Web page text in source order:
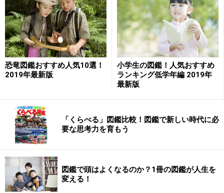
ならべてみよう！』
こちらもおすすめ「くらべる」力のつく図鑑・関連
グッズ！
比べなければ分からない！ 新たな視点で感
性と考える力を育む図鑑
物事は、比べることでその特徴が明確になります。当た
り前だと思っていたことも、ほかと比べてみて初めてそ
の特別性に気付くことがありますよね。
比較型の図鑑は、生きものの大きさや乗りものの速さか
ら、地球・宇宙に関することまで、多くのテーマに「比
恐竜図鑑おすすめ人気10選！
2019年最新版
小学生の図鑑！人気おすすめ
ランキング低学年編 2019年
最新版
「くらべる」図鑑比較！図鑑で新しい時代に必
要な思考力を育もう
図鑑で頭はよくなるのか？1冊の図鑑が人生を
変える！